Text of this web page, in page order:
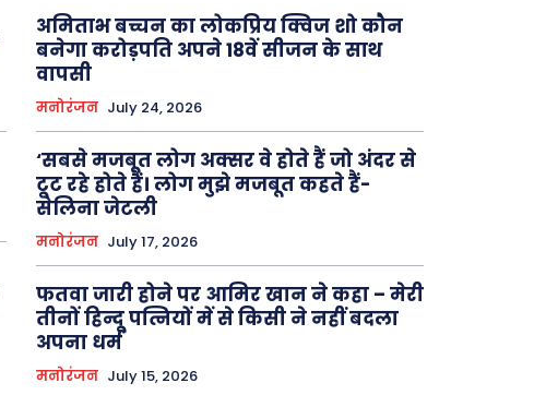
अमिताभ बच्चन का लोकप्रिय क्विज शो कौन
बनेगा करोड़पति अपने 18वें सीजन के साथ
वापसी
मनोरंजन July 24, 2026
‘सबसे मजबूत लोग अक्सर वे होते हैं जो अंदर से
टूट रहे होते हैं। लोग मुझे मजबूत कहते हैं-
सेलिना जेटली
मनोरंजन July 17, 2026
फतवा जारी होने पर आमिर खान ने कहा – मेरी
तीनों हिन्दू पत्नियों में से किसी ने नहीं बदला
अपना धर्म
मनोरंजन July 15, 2026